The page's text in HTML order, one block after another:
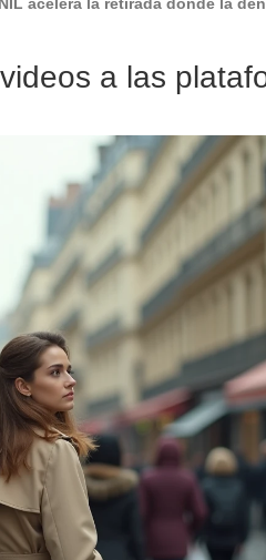
acelera la retirada donde la
a las